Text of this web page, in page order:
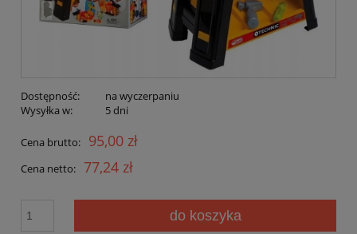
Dostępność:
na wyczerpaniu
Wysyłka w:
5 dni
Cena brutto: 95,00 zł
Cena netto: 77,24 zł
do koszyka